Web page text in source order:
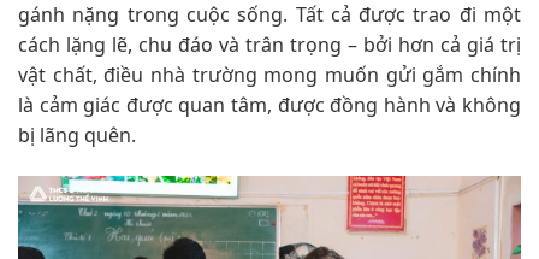
gánh nặng trong cuộc sống. Tất cả được trao đi một
cách lặng lẽ, chu đáo và trân trọng – bởi hơn cả giá trị
vật chất, điều nhà trường mong muốn gửi gắm chính
là cảm giác được quan tâm, được đồng hành và không
bị lãng quên.